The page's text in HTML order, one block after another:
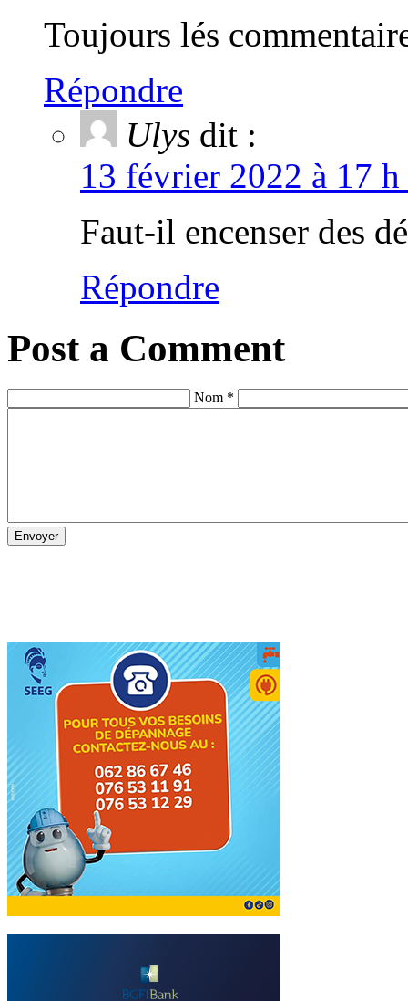
Toujours lés
Répondre
Ulys dit :
13 février 2022 à 17
Faut-il encenser des
Répondre
Post a Comment
Nom *